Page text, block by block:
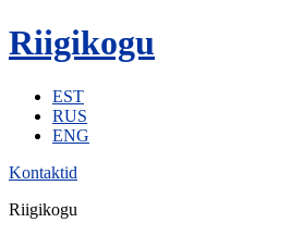
Riigikogu
EST
RUS
ENG
Kontaktid
Riigikogu